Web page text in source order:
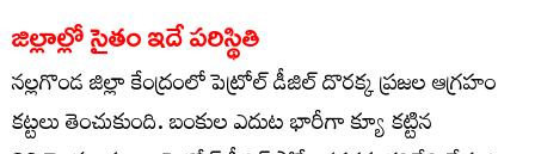
జిల్లాల్లో సైతం ఇదే పరిస్థితి
నల్లగొండ జిల్లా కేంద్రంలో పెట్రోల్ డీజిల్ దొరక్క ప్రజల ఆగ్రహం
కట్టలు తెంచుకుంది. బంకుల ఎదుట భారీగా క్యూ కట్టిన